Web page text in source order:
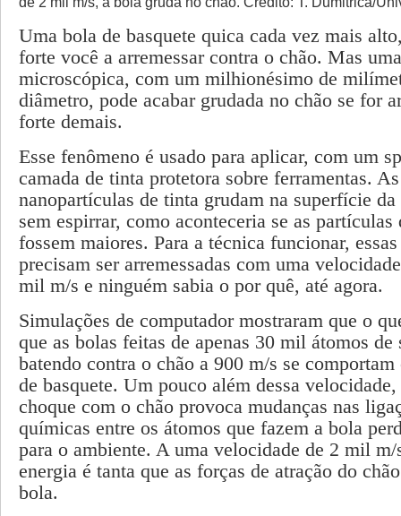
Uma bola de basquete quica cada vez mais
forte você a arremessar contra o chão. Mas
microscópica, com um milhionésimo de
diâmetro, pode acabar grudada no chão se for
forte demais.
Esse fenômeno é usado para aplicar, com um
camada de tinta protetora sobre ferramentas. As
nanopartículas de tinta grudam na superfície da
sem espirrar, como aconteceria se as partículas
fossem maiores. Para a técnica funcionar,
precisam ser arremessadas com uma
mil m/s e ninguém sabia o por quê, até agora.
Simulações de computador mostraram que o
que as bolas feitas de apenas 30 mil átomos
batendo contra o chão a 900 m/s se
de basquete. Um pouco além dessa
choque com o chão provoca mudanças nas
químicas entre os átomos que fazem a bola
para o ambiente. A uma velocidade de 2 mil m/
energia é tanta que as forças de atração do
bola.